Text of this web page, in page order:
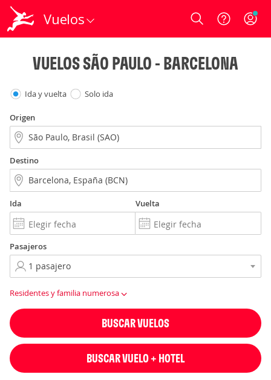
Vuelos Login
VUELOS SÃO PAULO - BARCELONA
Ida y vuelta Solo ida
Origen
Destino
Ida Vuelta
Pasajeros
Residentes y familia numerosa
BUSCAR VUELOS
BUSCAR VUELO + HOTEL